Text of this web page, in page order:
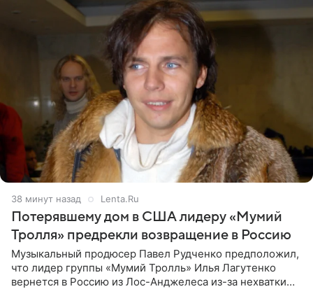
38 минут назад Lenta.Ru
Потерявшему дом в США лидеру «Мумий
Тролля» предрекли возвращение в Россию
Музыкальный продюсер Павел Рудченко предположил,
что лидер группы «Мумий Тролль» Илья Лагутенко
вернется в Россию из Лос-Анджелеса из-за нехватки